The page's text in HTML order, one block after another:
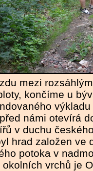
mezi
končíme u
výkladu
námi otevírá
v duchu
hrad založen ve
potoka v
okolních vrchů je